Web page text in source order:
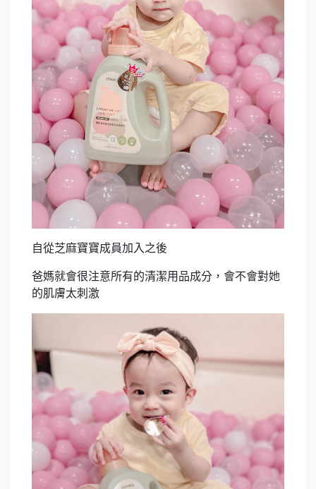
自從芝麻寶寶成員加入之後
爸媽就會很注意所有的清潔用品成分，會不會對她
的肌膚太刺激